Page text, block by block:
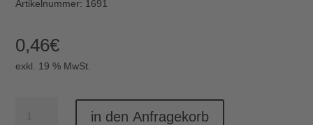
Artikelnummer: 1691
0,46€
exkl. 19 % MwSt.
in den Anfragekorb